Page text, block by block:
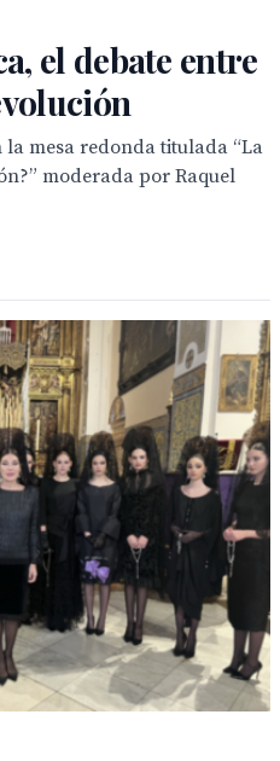
el debate entre
mesa redonda titulada “La
moderada por Raquel